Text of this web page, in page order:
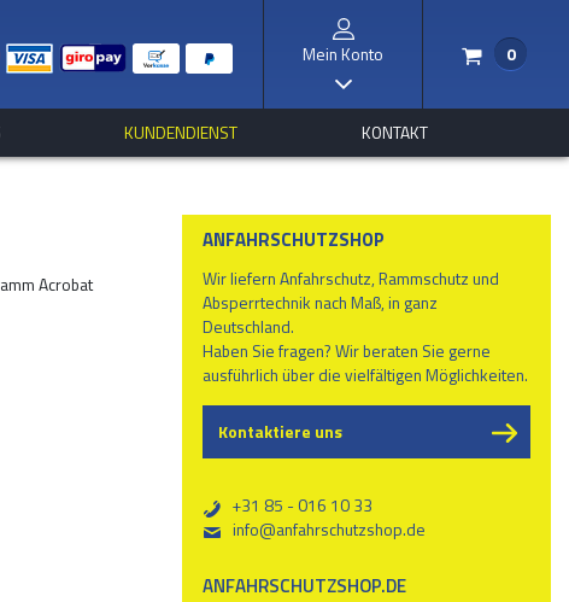
Mein Konto
I
/ 0
KUNDENDIENST KONTAKT
Acrobat
ANFAHRSCHUTZSHOP
Wir liefern Anfahrschutz, Rammschutz und
Absperrtechnik nach Maß, in ganz
Deutschland.
Haben Sie fragen? Wir beraten Sie gerne
ausführlich über die vielfältigen Möglichkeiten.
Kontaktiere uns
b +31 85 - 016 10 33
% info@anfahrschutzshop.de
ANFAHRSCHUTZSHOP.DE